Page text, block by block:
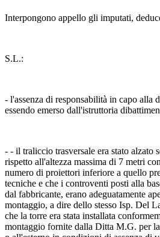
Interpongono appello gli imputati,
S.L.:
- l'assenza di responsabilità in capo alla
essendo emerso dall'istruttoria
- - il traliccio trasversale era stato alzato
rispetto all'altezza massima di 7 metri
numero di proiettori inferiore a quello
tecniche e che i controventi posti alla
dal fabbricante, erano adeguatamente
montaggio, a dire dello stesso Isp. Del
che la torre era stata installata
montaggio fornite dalla Ditta M.G. per